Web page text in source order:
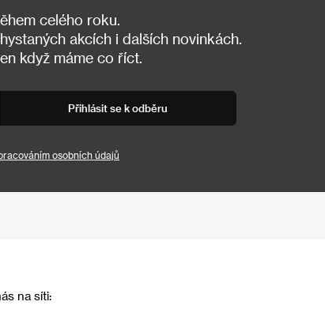
celého roku.
akcích i dalších novinkách.
když máme co říct.
Přihlásit se k odběru
osobních údajů
na síti: